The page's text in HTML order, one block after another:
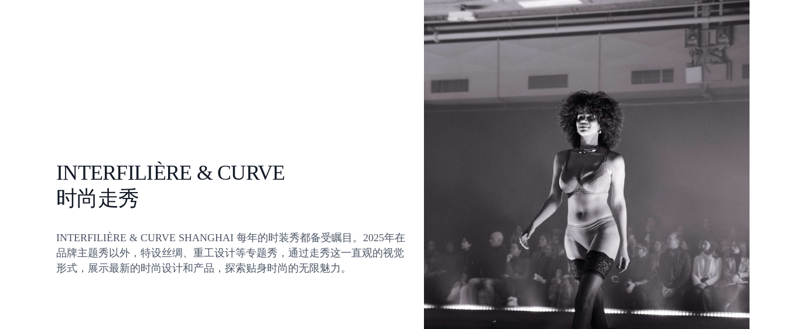
INTERFILIÈRE & CURVE
时尚走秀
INTERFILIÈRE & CURVE SHANGHAI 每年的时装秀都备受瞩目。2025年在
品牌主题秀以外，特设丝绸、重工设计等专题秀，通过走秀这一直观的视觉
形式，展示最新的时尚设计和产品，探索贴身时尚的无限魅力。